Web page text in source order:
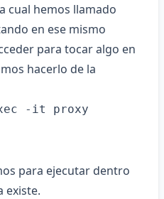
cual hemos llamado
en ese mismo
para tocar algo en
hacerlo de la
-it proxy
para ejecutar dentro
existe.